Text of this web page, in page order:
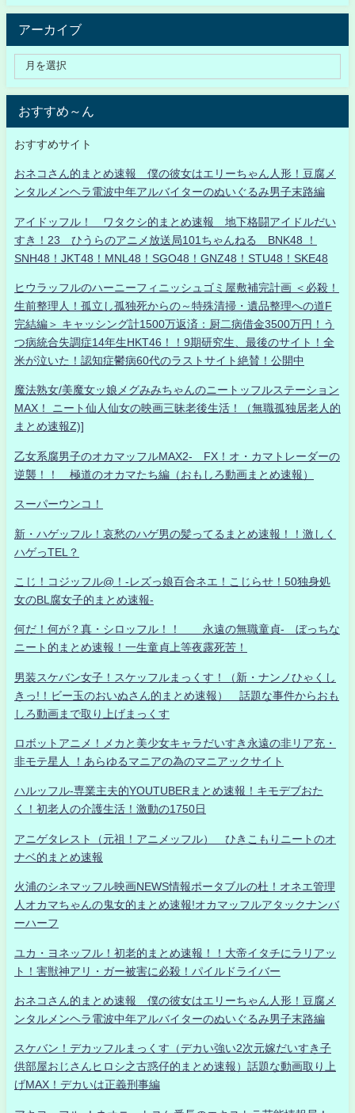
アーカイブ
おすすめ～ん
おすすめサイト
おネコさん的まとめ速報 僕の彼女はエリーちゃん人形！豆腐メ
ンタルメンヘラ電波中年アルバイターのぬいぐるみ男子末路編
アイドッフル！ ワタクシ的まとめ速報 地下格闘アイドルだい
すき！23 ひうらのアニメ放送局101ちゃんねる BNK48 ！
SNH48！JKT48！MNL48！SGO48！GNZ48！STU48！SKE48
ヒウラッフルのハーニーフィニッシュゴミ屋敷補完計画 ＜必殺！
生前整理人！孤立し孤独死からの～特殊清掃・遺品整理への道F
完結編＞ キャッシング計1500万返済：厨二病借金3500万円！う
つ病統合失調症14年生HKT46！！9期研究生、最後のサイト！全
米が泣いた！認知症鬱病60代のラストサイト絶賛！公開中
魔法熟女/美魔女ッ娘メグみみちゃんのニートッフルステーション
MAX！ ニート仙人仙女の映画三昧老後生活！（無職孤独居老人的
まとめ速報Z)]
乙女系腐男子のオカマッフルMAX2- FX！オ・カマトレーダーの
逆襲！！ 極道のオカマたち編（おもしろ動画まとめ速報）
スーパーウンコ！
新・ハゲッフル！哀愁のハゲ男の髪ってるまとめ速報！！激しく
ハゲっTEL？
こじ！コジッフル@！-レズっ娘百合ネエ！こじらせ！50独身処
女のBL腐女子的まとめ速報-
何だ！何が？真・シロッフル！！ 永遠の無職童貞- ぼっちな
ニート的まとめ速報！一生童貞上等夜露死苦！
男装スケバン女子！スケッフルまっくす！（新・ナンノひゃくし
きっ!！ビー玉のおいぬさん的まとめ速報） 話題な事件からおも
しろ動画まで取り上げまっくす
ロボットアニメ！メカと美少女キャラだいすき永遠の非リア充・
非モテ星人 ！あらゆるマニアの為のマニアックサイト
ハルッフル-専業主夫的YOUTUBERまとめ速報！キモデブおた
く！初老人の介護生活！激動の1750日
アニゲタレスト（元祖！アニメッフル） ひきこもりニートのオ
ナベ的まとめ速報
火浦のシネマッフル映画NEWS情報ポータブルの杜！オネエ管理
人オカマちゃんの鬼女的まとめ速報!オカマッフルアタックナンバ
ーハーフ
ユカ・ヨネッフル！初老的まとめ速報！！大帝イタチにラリアッ
ト！害獣神アリ・ガー被害に必殺！パイルドライバー
おネコさん的まとめ速報 僕の彼女はエリーちゃん人形！豆腐メ
ンタルメンヘラ電波中年アルバイターのぬいぐるみ男子末路編
スケバン！デカッフルまっくす（デカい強い2次元嫁だいすき子
供部屋おじさんヒロシ之古惑仔的まとめ速報）話題な動画取り上
げMAX！デカいは正義刑事編